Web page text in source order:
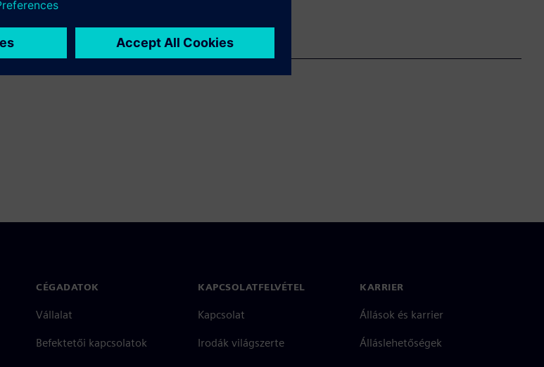
CÉGADATOK
Vállalat
Befektetői kapcsolatok
KAPCSOLATFELVÉTEL
Kapcsolat
Irodák világszerte
KARRIER
Állások és karrier
Álláslehetőségek